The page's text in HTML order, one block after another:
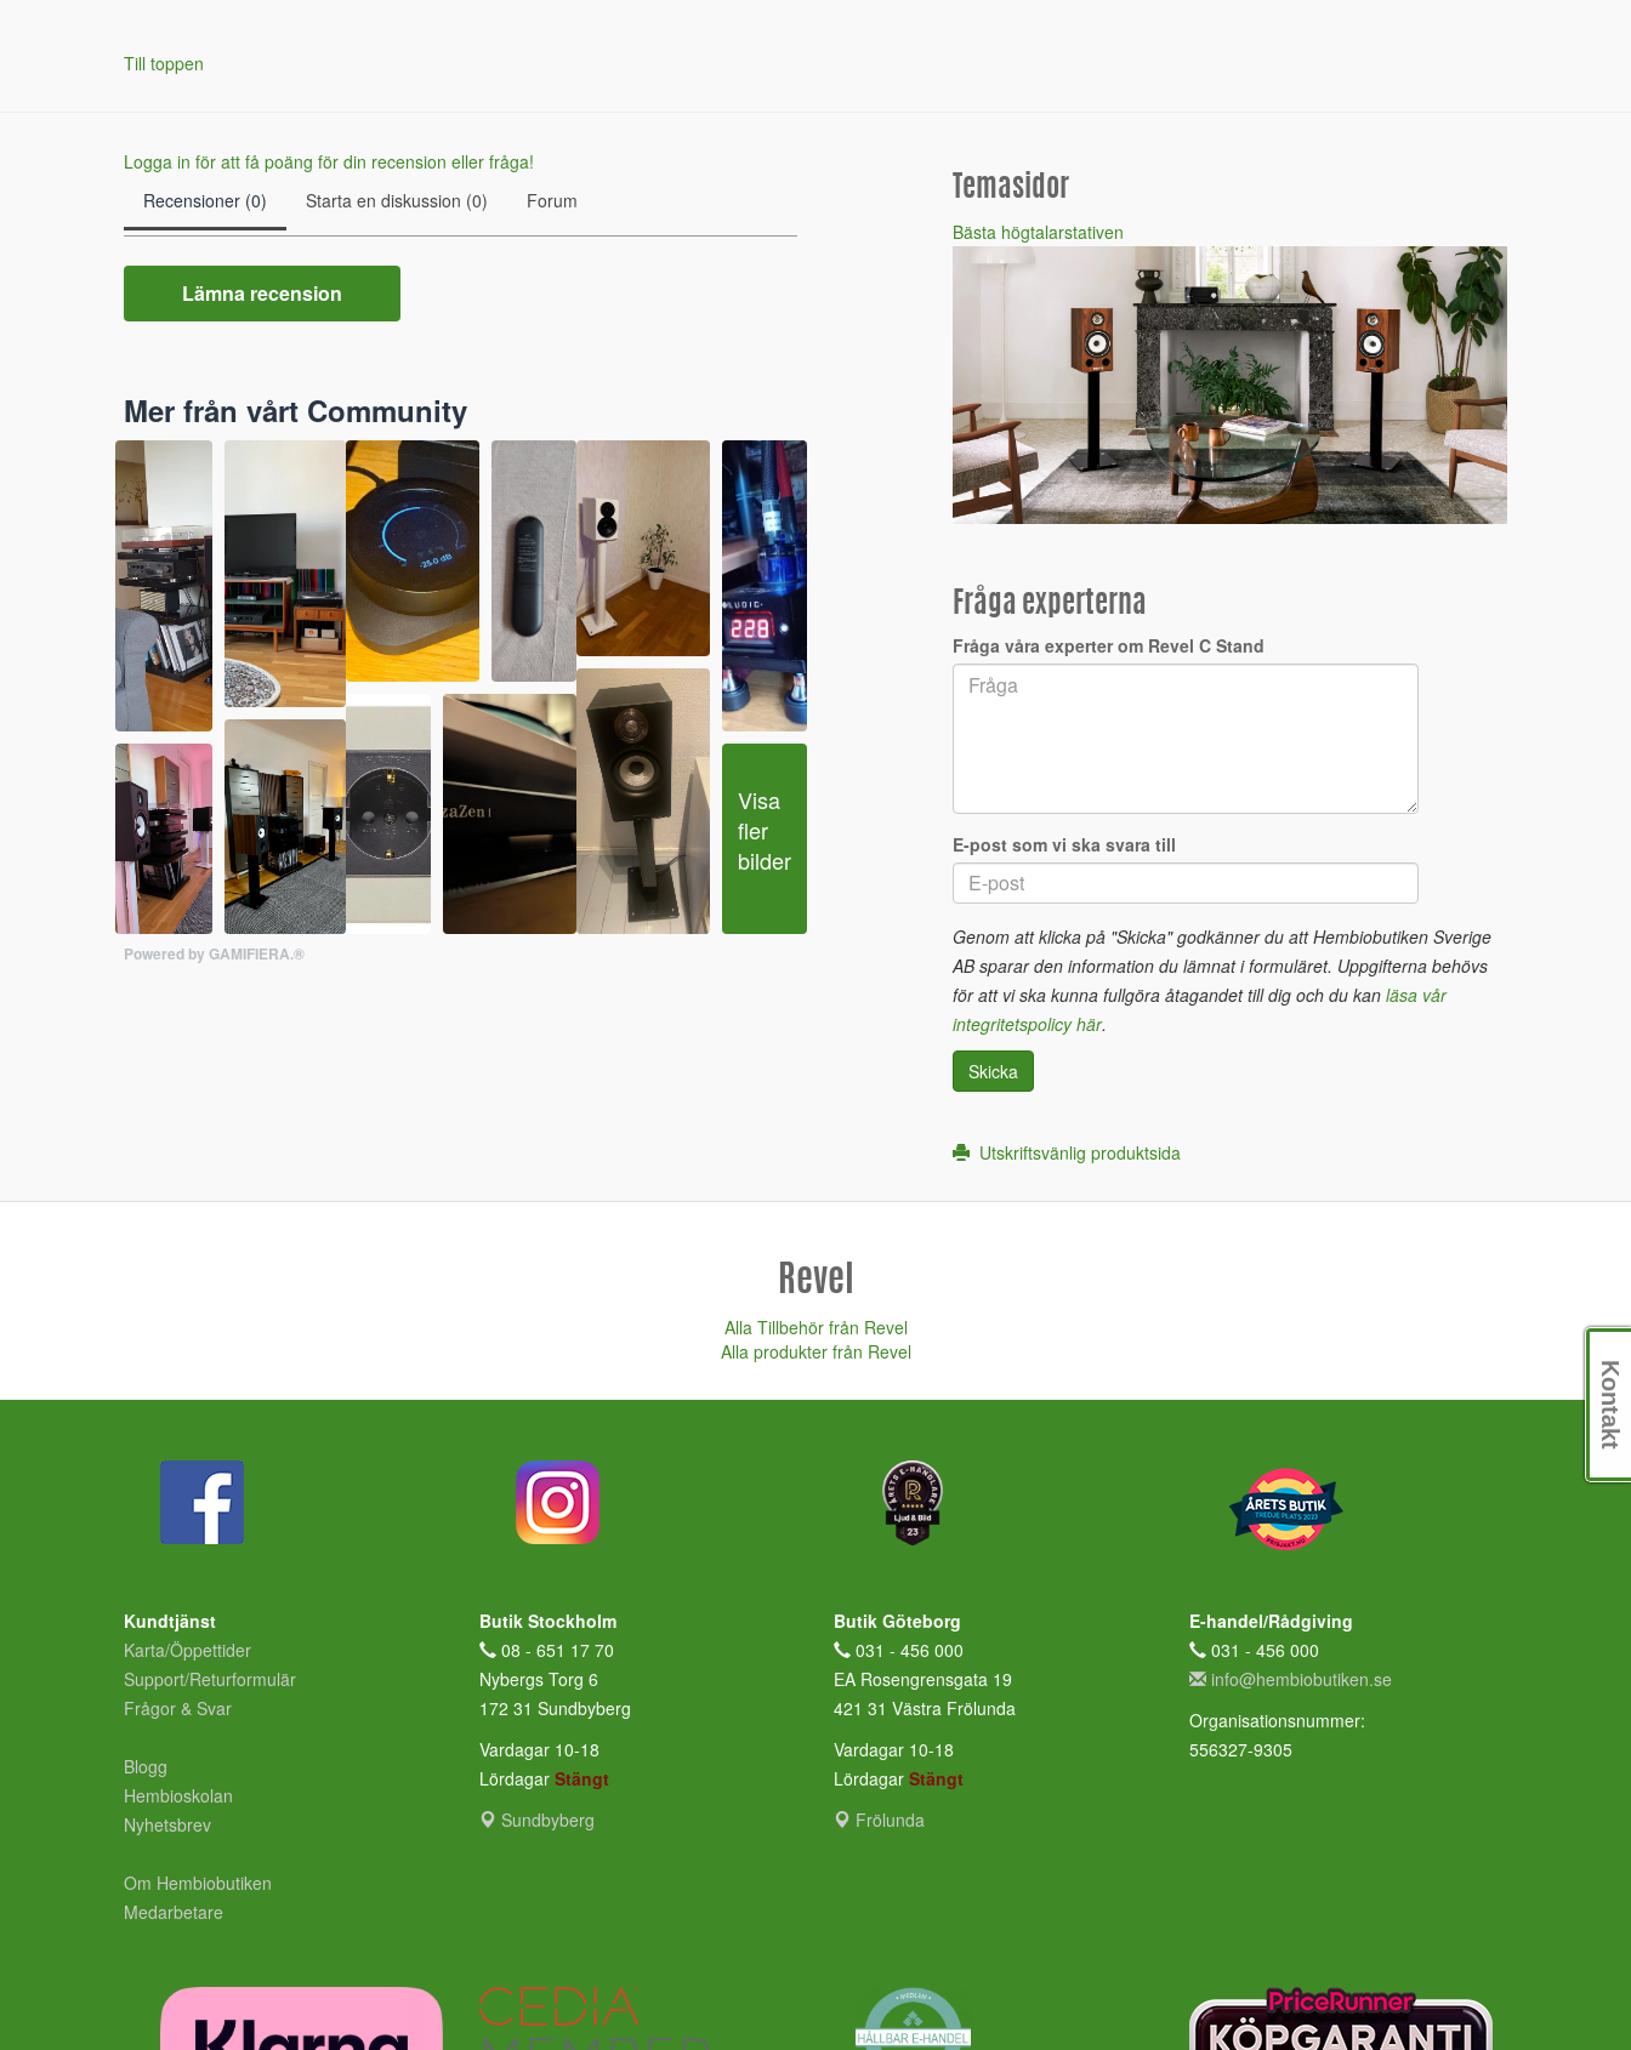
Till toppen
Logga in för att få poäng för din recension eller fråga!
Recensioner (0)
Starta en diskussion (0) Forum
Lämna recension
Mer från vårt Community
Visa
fler
bilder
Powered by GAMIFIERA.®
Temasidor
Bästa högtalarstativen
Fråga experterna
Fråga våra experter om Revel C Stand
E-post som vi ska svara till
Genom att klicka på "Skicka" godkänner du att Hembiobutiken Sverige
AB sparar den information du lämnat i formuläret. Uppgifterna behövs
för att vi ska kunna fullgöra åtagandet till dig och du kan läsa vår
integritetspolicy här.
Skicka
Utskriftsvänlig produktsida
Revel
Alla Tillbehör från Revel
Alla produkter från Revel
Kundtjänst
Karta/Öppettider
Support/Returformulär
Frågor & Svar
Blogg
Hembioskolan
Nyhetsbrev
Om Hembiobutiken
Medarbetare
Butik Stockholm
08 - 651 17 70
Nybergs Torg 6
172 31 Sundbyberg
Vardagar 10-18
Lördagar Stängt
Sundbyberg
Butik Göteborg
031 - 456 000
EA Rosengrensgata 19
421 31 Västra Frölunda
Vardagar 10-18
Lördagar Stängt
Frölunda
E-handel/Rådgiving
031 - 456 000
info@hembiobutiken.se
Organisationsnummer:
556327-9305
Kontakt